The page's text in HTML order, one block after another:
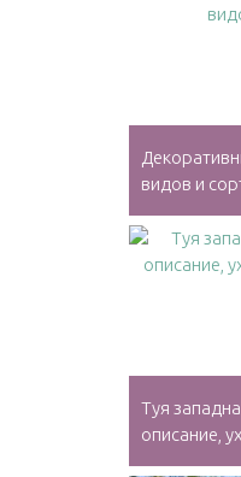
видов и
Туя
описание,